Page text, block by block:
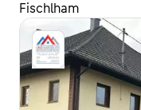
Fischlham